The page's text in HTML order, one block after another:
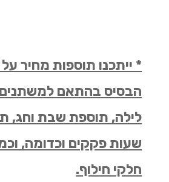
* ייתכנו תוספות מחיר על
הבסיס בהתאם למשתנים
לילה, תוספת שבת וחג,
שעות פקקים וכדומה,
חלקי חילוף.